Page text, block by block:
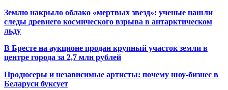
Землю накрыло облако «мертвых звезд»: ученые нашли
следы древнего космического взрыва в антарктическом
льду
В Бресте на аукционе продан крупный участок земли в
центре города за 2,7 млн рублей
Продюсеры и независимые артисты: почему шоу-бизнес в
Беларуси буксует